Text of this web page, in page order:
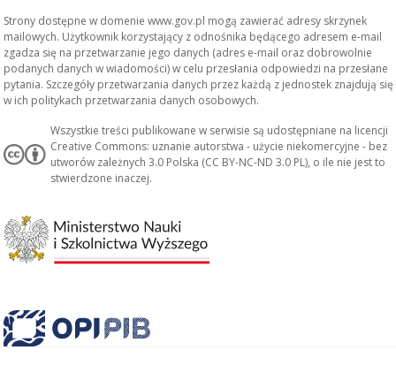
Strony dostępne w domenie www.gov.pl mogą zawierać adresy skrzynek
mailowych. Użytkownik korzystający z odnośnika będącego adresem e-mail
zgadza się na przetwarzanie jego danych (adres e-mail oraz dobrowolnie
podanych danych w wiadomości) w celu przesłania odpowiedzi na przesłane
pytania. Szczegóły przetwarzania danych przez każdą z jednostek znajdują się
w ich politykach przetwarzania danych osobowych.
Wszystkie treści publikowane w serwisie są udostępniane na licencji
Creative Commons: uznanie autorstwa - użycie niekomercyjne - bez
utworów zależnych 3.0 Polska (CC BY-NC-ND 3.0 PL), o ile nie jest to
stwierdzone inaczej.